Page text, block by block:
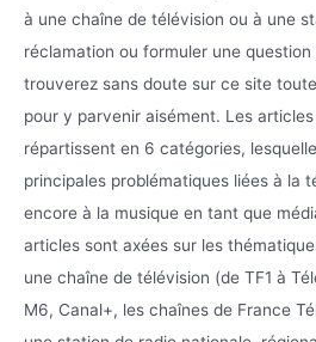
à une chaîne de télévision ou à une
réclamation ou formuler une
trouverez sans doute sur ce site
pour y parvenir aisément. Les
répartissent en 6 catégories,
principales problématiques liées à la
encore à la musique en tant que
articles sont axées sur les
une chaîne de télévision (de TF1 à
M6, Canal+, les chaînes de France